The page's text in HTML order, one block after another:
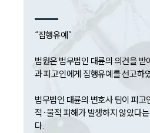
“집행유예”
법원은 법무법인 대륜의 의견을
과 피고인에게 집행유예를 선고하
법무법인 대륜의 변호사 팀이 피고
적·물적 피해가 발생하지 않았다
다.